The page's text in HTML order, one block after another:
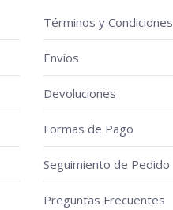
Términos y Condiciones
Envíos
Devoluciones
Formas de Pago
Seguimiento de Pedido
Preguntas Frecuentes